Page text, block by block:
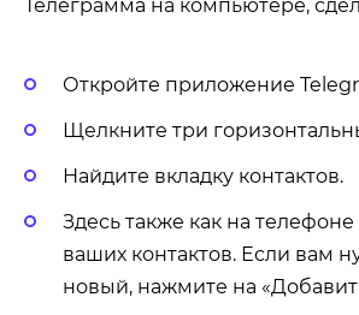
Телеграмма на компьютере,
Откройте приложение
Щелкните три
Найдите вкладку контактов.
Здесь также как на
ваших контактов. Если вам
новый, нажмите на